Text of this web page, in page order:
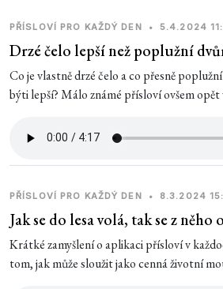
PŘÍSLOVÍ PRO KAŽDÝ DEN • 5.4.2024
Drzé čelo lepší než poplužní
Co je vlastně drzé čelo a co přesně
býti lepší? Málo známé přísloví ovšem
PŘÍSLOVÍ PRO KAŽDÝ DEN • 8.3.2024
Jak se do lesa volá, tak se z něho
Krátké zamyšlení o aplikaci přísloví v
tom, jak může sloužit jako cenná životní